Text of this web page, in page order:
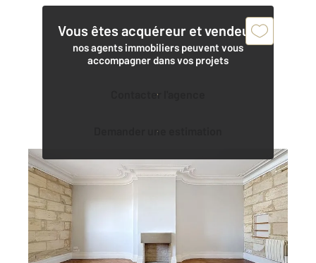
Vous êtes acquéreur et vendeur,
nos agents immobiliers peuvent vous
accompagner dans vos projets
Contacter l'agence
Demander une estimation
BORDEAUX 33
72,32 m , 3 pièces
Ref : 24336
Appartement à vendre
395 000 €